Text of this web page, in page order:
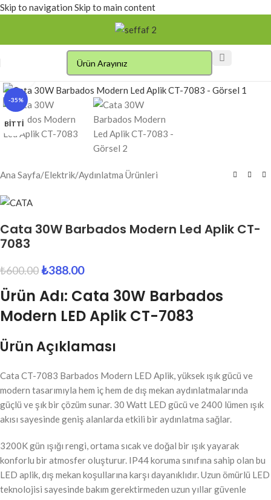
Skip to navigation Skip to main content
-35%
BITTI
Click to enlarge
Ana Sayfa/Elektrik/Aydınlatma Ürünleri
Cata 30W Barbados Modern Led Aplik CT-
7083
₺600.00 ₺388.00
Ürün Adı: Cata 30W Barbados
Modern LED Aplik CT-7083
Ürün Açıklaması
Cata CT-7083 Barbados Modern LED Aplik, yüksek ışık gücü ve
modern tasarımıyla hem iç hem de dış mekan aydınlatmalarında
güçlü ve şık bir çözüm sunar. 30 Watt LED gücü ve 2400 lümen ışık
akısı sayesinde geniş alanlarda etkili bir aydınlatma sağlar.
3200K gün ışığı rengi, ortama sıcak ve doğal bir ışık yayarak
konforlu bir atmosfer oluşturur. IP44 koruma sınıfına sahip olan bu
LED aplik, dış mekan koşullarına karşı dayanıklıdır. Uzun ömürlü LED
teknolojisi sayesinde bakım gerektirmeden uzun yıllar güvenle